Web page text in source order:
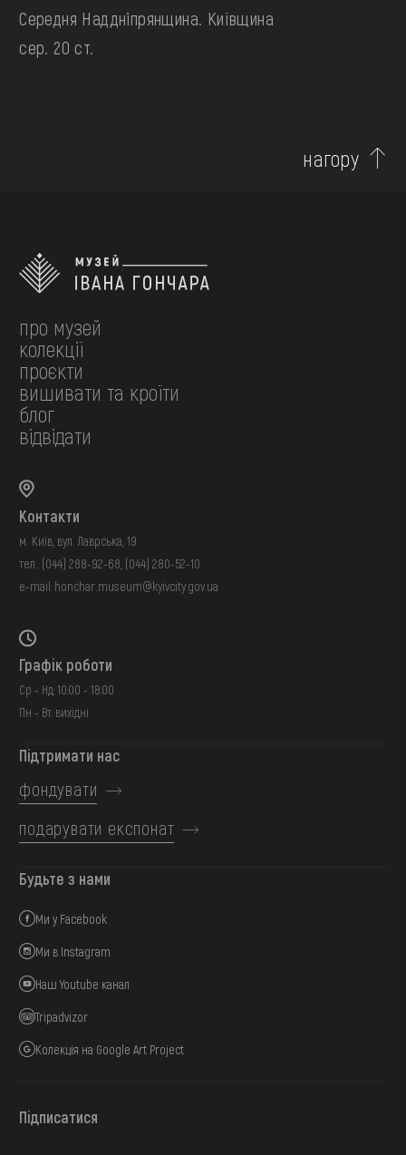
Середня Наддніпрянщина. Київщина
сер. 20 ст.
нагору
про музей
колекції
проєкти
вишивати та кроїти
блог
відвідати
Контакти
м. Київ, вул. Лаврська, 19
тел.: (044) 288-92-68 (044) 280-52-10
e-mail: honchar.museum@kyivcity.gov.ua
Графік роботи
Ср - Нд: 10:00 - 18:00
Пн - Вт: вихідні
Підтримати нас
фондувати
подарувати експонат
Будьте з нами
Ми у Facebook
Ми в Instagram
Наш Youtube канал
Tripadvizor
Колекція на Google Art Project
Підписатися